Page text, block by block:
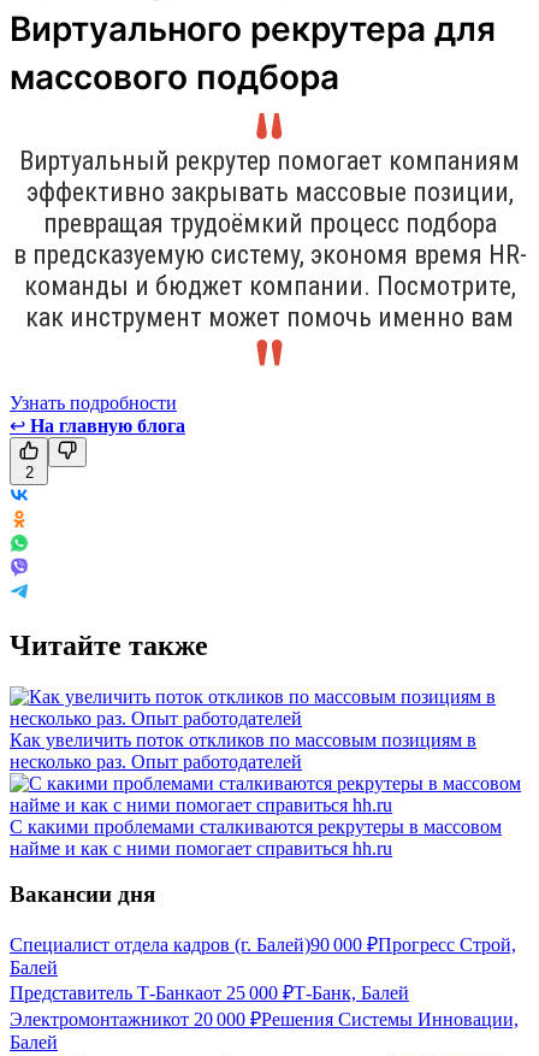
Виртуального рекрутера для
массового подбора
Виртуальный рекрутер помогает компаниям
эффективно закрывать массовые позиции,
превращая трудоёмкий процесс подбора
в предсказуемую систему, экономя время HR-
команды и бюджет компании. Посмотрите,
как инструмент может помочь именно вам
Узнать подробности
↩ На главную блога
2
Читайте также
Как увеличить поток откликов по массовым позициям в
несколько раз. Опыт работодателей
С какими проблемами сталкиваются рекрутеры в массовом
найме и как с ними помогает справиться hh.ru
Вакансии дня
Специалист отдела кадров (г. Балей)90 000 ₽Прогресс Строй,
Балей
Представитель Т-Банкаот 25 000 ₽Т-Банк, Балей
Электромонтажникот 20 000 ₽Решения Системы Инновации,
Балей